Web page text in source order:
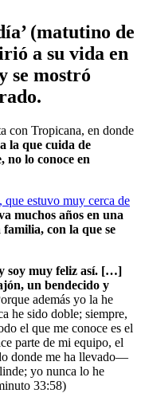
(matutino de
a su vida en
se mostró
con Tropicana, en donde
la que cuida de
no lo conoce en
que estuvo muy cerca de
muchos años en una
con la que se
soy muy feliz así. […]
un bendecido y
además yo la he
he sido doble; siempre,
el que me conoce es el
parte de mi equipo, el
donde me ha llevado—
yo nunca lo he
33:58)